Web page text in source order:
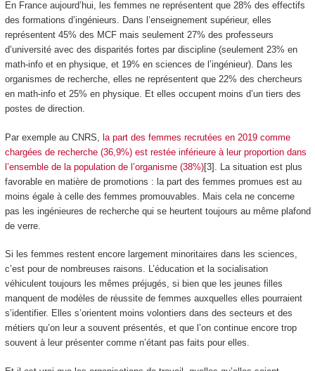
En France aujourd’hui, les femmes ne représentent que 28% des effectifs
des formations d’ingénieurs. Dans l’enseignement supérieur, elles
représentent 45% des MCF mais seulement 27% des professeurs
d’université avec des disparités fortes par discipline (seulement 23% en
math-info et en physique, et 19% en sciences de l’ingénieur). Dans les
organismes de recherche, elles ne représentent que 22% des chercheurs
en math-info et 25% en physique. Et elles occupent moins d’un tiers des
postes de direction.
Par exemple au CNRS, la part des femmes recrutées en 2019 comme
chargées de recherche (36,9%) est restée inférieure à leur proportion dans
l’ensemble de la population de l’organisme (38%)[3]. La situation est plus
favorable en matière de promotions : la part des femmes promues est au
moins égale à celle des femmes promouvables. Mais cela ne concerne
pas les ingénieures de recherche qui se heurtent toujours au même plafond
de verre.
Si les femmes restent encore largement minoritaires dans les sciences,
c’est pour de nombreuses raisons. L’éducation et la socialisation
véhiculent toujours les mêmes préjugés, si bien que les jeunes filles
manquent de modèles de réussite de femmes auxquelles elles pourraient
s’identifier. Elles s’orientent moins volontiers dans des secteurs et des
métiers qu’on leur a souvent présentés, et que l’on continue encore trop
souvent à leur présenter comme n’étant pas faits pour elles.